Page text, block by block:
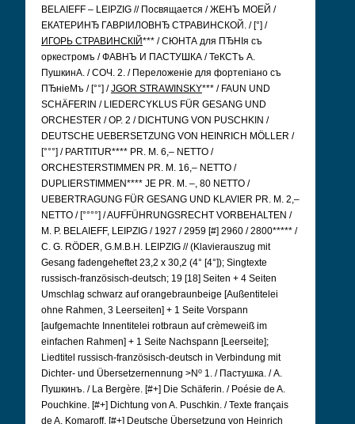
BELAIEFF – LEIPZIG // Посвящается / ЖЕНЪ МОЕЙ /
ЕКАТЕРИНЂ ГАВРIИЛОВНЂ СТРАВИНСКОЙ. / [°] /
ИГОРЬ СТРАВИНСКIЙ*** / СЮНТА для ПЂНIя съ
оркестромъ / ФАВНЪ И ПАСТУШКА / ТеКСТъ А.
ПушкинА. / СОЧ. 2. / Переложеніе для фортепіано съ
ПЂніеМъ / [°°] /JGOR STRAWINSKY*** / FAUN UND
SCHÄFERIN / LIEDERCYKLUS FÜR GESANG UND
ORCHESTER / OP. 2 / DICHTUNG VON PUSCHKIN /
DEUTSCHE UEBERSETZUNG VON HEINRICH MÖLLER /
[°°°] / PARTITUR**** PR. M. 6,– NETTO /
ORCHESTERSTIMMEN PR. M. 16,– NETTO /
DUPLIERSTIMMEN**** JE PR. M. –, 80 NETTO /
UEBERTRAGUNG FÜR GESANG UND KLAVIER PR. M. 2,–
NETTO / [°°°°] / AUFFÜHRUNGSRECHT VORBEHALTEN /
M. P. BELAIEFF, LEIPZIG / 1927 / 2959 [#] 2960 / 2800***** /
C. G. RÖDER, G.M.B.H. LEIPZIG // (Klavierauszug mit
Gesang fadengeheftet 23,2 x 30,2 (4° [4°]); Singtexte
russisch-französisch-deutsch; 19 [18] Seiten + 4 Seiten
Umschlag schwarz auf orangebraunbeige [Außentitelei
ohne Rahmen, 3 Leerseiten] + 1 Seite Vorspann
[aufgemachte Innentitelei rotbraun auf crèmeweiß im
einfachen Rahmen] + 1 Seite Nachspann [Leerseite];
Liedtitel russisch-französisch-deutsch in Verbindung mit
Dichter- und Übersetzernennung >N o 1. / Пастушка. / А.
Пушкинъ. / La Bergère. [#+] Die Schäferin. / Poésie de A.
Pouchkine. [#+] Dichtung von A. Puschkin. / Texte français
de A. Komaroff. [#+] Deutsche Übersetzung von Heinrich